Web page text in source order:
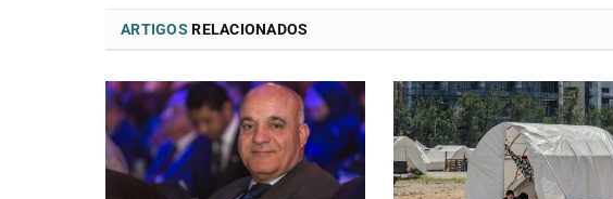
ARTIGOS RELACIONADOS